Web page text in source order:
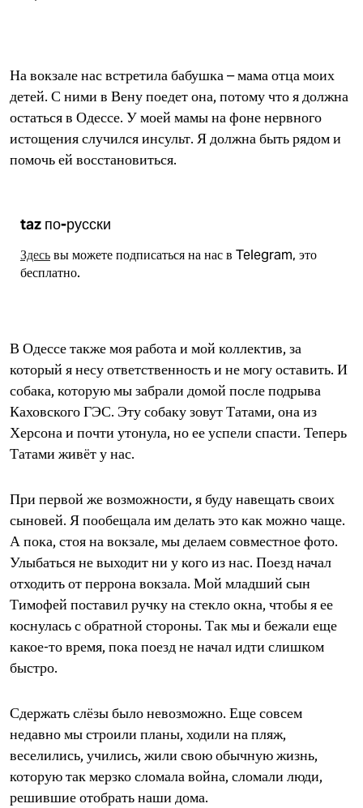
На вокзале нас встретила бабушка – мама отца моих
детей. С ними в Вену поедет она, потому что я должна
остаться в Одессе. У моей мамы на фоне нервного
истощения случился инсульт. Я должна быть рядом и
помочь ей восстановиться.
taz по-русски
Здесьвы можете подписаться на нас в Telegram, это
бесплатно.
В Одессе также моя работа и мой коллектив, за
который я несу ответственность и не могу оставить. И
собака, которую мы забрали домой после подрыва
Каховского ГЭС. Эту собаку зовут Татами, она из
Херсона и почти утонула, но ее успели спасти. Теперь
Татами живёт у нас.
При первой же возможности, я буду навещать своих
сыновей. Я пообещала им делать это как можно чаще.
А пока, стоя на вокзале, мы делаем совместное фото.
Улыбаться не выходит ни у кого из нас. Поезд начал
отходить от перрона вокзала. Мой младший сын
Тимофей поставил ручку на стекло окна, чтобы я ее
коснулась с обратной стороны. Так мы и бежали еще
какое-то время, пока поезд не начал идти слишком
быстро.
Сдержать слёзы было невозможно. Еще совсем
недавно мы строили планы, ходили на пляж,
веселились, учились, жили свою обычную жизнь,
которую так мерзко сломала война, сломали люди,
решившие отобрать наши дома.